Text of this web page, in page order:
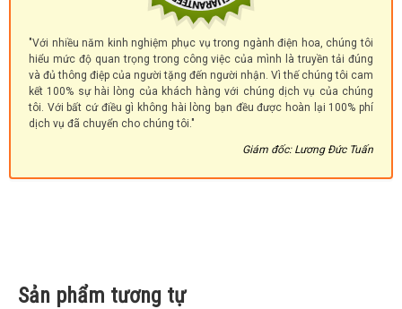
"Với nhiều năm kinh nghiệm phục vụ trong ngành điện hoa, chúng tôi
hiểu mức độ quan trọng trong công việc của mình là truyền tải đúng
và đủ thông điệp của người tặng đến người nhận. Vì thế chúng tôi cam
kết 100% sự hài lòng của khách hàng với chúng dịch vụ của chúng
tôi. Với bất cứ điều gì không hài lòng bạn đều được hoàn lại 100% phí
dịch vụ đã chuyển cho chúng tôi."
Giám đốc: Lương Đức Tuấn
Sản phẩm tương tự